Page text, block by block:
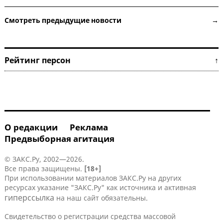
Смотреть предыдущие новости →
Рейтинг персон ↑
О редакции
Реклама
Предвыборная агитация
© ЗАКС.Ру, 2002—2026.
Все права защищены. [18+]
При использовании материалов ЗАКС.Ру на других
ресурсах указание "ЗАКС.Ру" как источника и активная
гиперссылка на наш сайт обязательны.
Свидетельство о регистрации средства массовой